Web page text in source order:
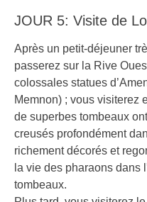
JOUR 5: Visite de
Après un petit-déjeuner
passerez sur la Rive
colossales statues
Memnon) ; vous visiterez
de superbes tombeaux
creusés profondément
richement décorés et
la vie des pharaons dans
tombeaux.